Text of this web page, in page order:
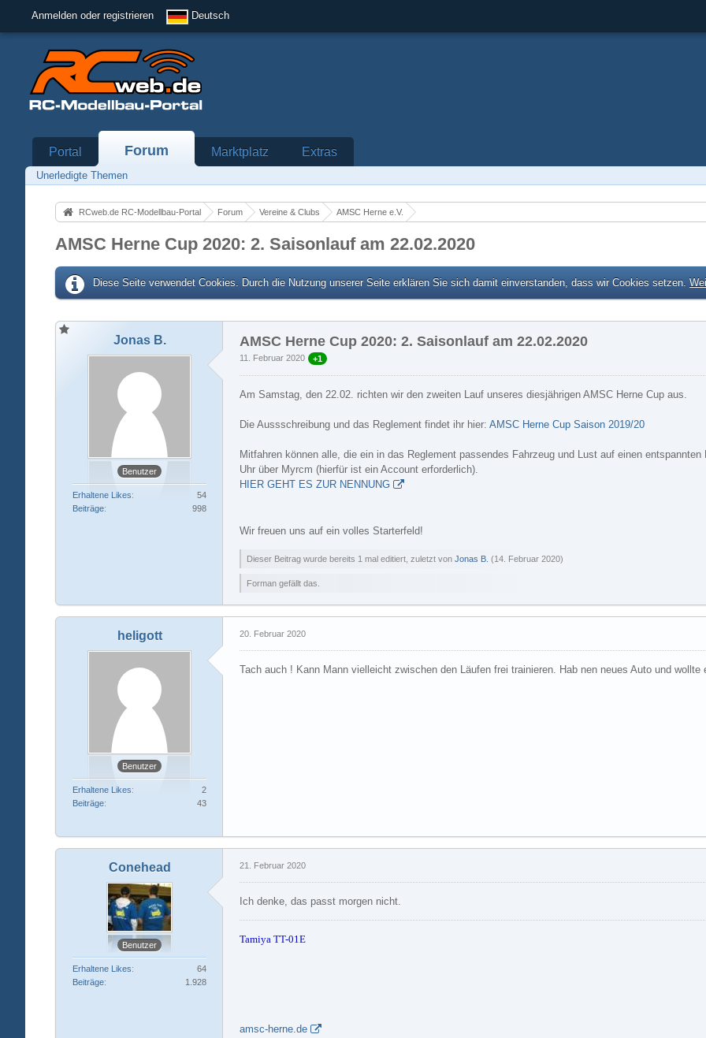
Anmelden oder registrieren Deutsch
Portal Forum Marktplatz Extras
Unerledigte Themen
RCweb.de RC-Modellbau-Portal Forum Vereine & Clubs AMSC Herne e.V.
AMSC Herne Cup 2020: 2. Saisonlauf am 22.02.2020
Diese Seite verwendet Cookies. Durch die Nutzung unserer Seite erklären Sie sich damit einverstanden, dass wir Cookies setzen.
Jonas B.
Benutzer
Erhaltene Likes
54
Beiträge
998
AMSC Herne Cup 2020: 2. Saisonlauf am 22.02.2020
11. Februar 2020 +1
Am Samstag, den 22.02. richten wir den zweiten Lauf unseres diesjährigen AMSC Herne Cup aus.
Die Aussschreibung und das Reglement findet ihr hier: AMSC Herne Cup Saison 2019/20
Mitfahren können alle, die ein in das Reglement passendes Fahrzeug und Lust auf einen
Uhr über Myrcm (hierfür ist ein Account erforderlich).
HIER GEHT ES ZUR NENNUNG
Wir freuen uns auf ein volles Starterfeld!
Dieser Beitrag wurde bereits 1 mal editiert, zuletzt von Jonas B. (14. Februar 2020)
Forman gefällt das.
heligott
Benutzer
Erhaltene Likes
2
Beiträge
43
20. Februar 2020
Tach auch ! Kann Mann vielleicht zwischen den Läufen frei trainieren. Hab nen neues Auto und
Conehead
Benutzer
Erhaltene Likes
64
Beiträge
1.928
21. Februar 2020
Ich denke, das passt morgen nicht.
Tamiya TT-01E
amsc-herne.de